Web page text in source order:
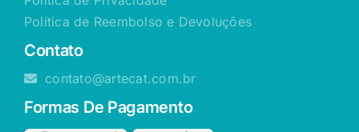
Política de Reembolso e Devoluções
Contato
contato@artecat.com.br
Formas De Pagamento